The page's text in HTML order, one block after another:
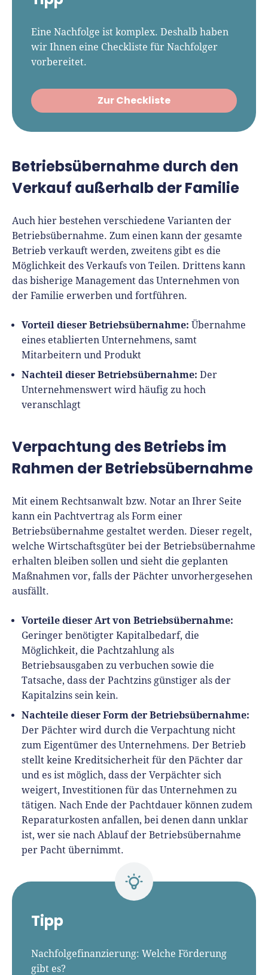
Eine Nachfolge ist komplex. Deshalb haben
wir Ihnen eine Checkliste für Nachfolger
vorbereitet.
Zur Checkliste
Betriebsübernahme durch den
Verkauf außerhalb der Familie
Auch hier bestehen verschiedene Varianten der
Betriebsübernahme. Zum einen kann der gesamte
Betrieb verkauft werden, zweitens gibt es die
Möglichkeit des Verkaufs von Teilen. Drittens kann
das bisherige Management das Unternehmen von
der Familie erwerben und fortführen.
Vorteil dieser Betriebsübernahme: Übernahme
eines etablierten Unternehmens, samt
Mitarbeitern und Produkt
Nachteil dieser Betriebsübernahme: Der
Unternehmenswert wird häufig zu hoch
veranschlagt
Verpachtung des Betriebs im
Rahmen der Betriebsübernahme
Mit einem Rechtsanwalt bzw. Notar an Ihrer Seite
kann ein Pachtvertrag als Form einer
Betriebsübernahme gestaltet werden. Dieser regelt,
welche Wirtschaftsgüter bei der Betriebsübernahme
erhalten bleiben sollen und sieht die geplanten
Maßnahmen vor, falls der Pächter unvorhergesehen
ausfällt.
Vorteile dieser Art von Betriebsübernahme:
Geringer benötigter Kapitalbedarf, die
Möglichkeit, die Pachtzahlung als
Betriebsausgaben zu verbuchen sowie die
Tatsache, dass der Pachtzins günstiger als der
Kapitalzins sein kein.
Nachteile dieser Form der Betriebsübernahme:
Der Pächter wird durch die Verpachtung nicht
zum Eigentümer des Unternehmens. Der Betrieb
stellt keine Kreditsicherheit für den Pächter dar
und es ist möglich, dass der Verpächter sich
weigert, Investitionen für das Unternehmen zu
tätigen. Nach Ende der Pachtdauer können zudem
Reparaturkosten anfallen, bei denen dann unklar
ist, wer sie nach Ablauf der Betriebsübernahme
per Pacht übernimmt.
Tipp
Nachfolgefinanzierung: Welche Förderung
gibt es?